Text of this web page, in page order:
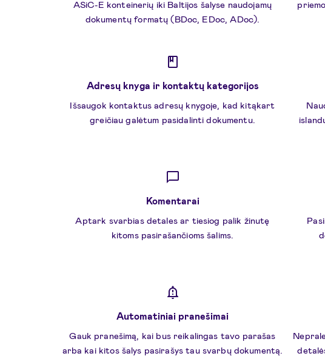
ASiC-E konteinerių iki Baltijos šalyse naudojamų
dokumentų formatų (BDoc, EDoc, ADoc).
Adresų knyga ir kontaktų kategorijos
Išsaugok kontaktus adresų knygoje, kad kitąkart
greičiau galėtum pasidalinti dokumentu.
Komentarai
Aptark svarbias detales ar tiesiog palik žinutę
kitoms pasirašančioms šalims.
Automatiniai pranešimai
Gauk pranešimą, kai bus reikalingas tavo parašas
arba kai kitos šalys pasirašys tau svarbų dokumentą.